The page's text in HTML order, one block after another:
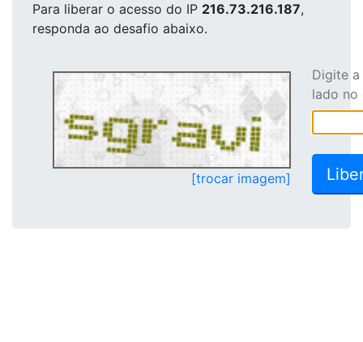
Para liberar o acesso do IP 216.73.216.187,
responda ao desafio abaixo.
[trocar imagem]
Digite
lado no